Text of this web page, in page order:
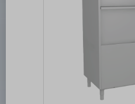
přímého